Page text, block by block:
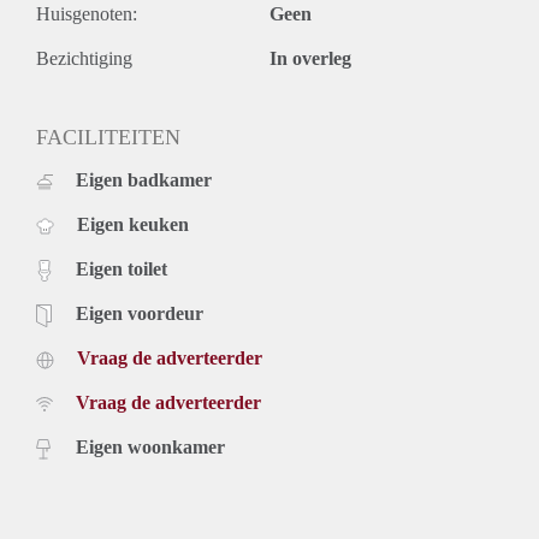
Huisgenoten: Geen
Bezichtiging In overleg
FACILITEITEN
Eigen badkamer
Eigen keuken
Eigen toilet
Eigen voordeur
Vraag de adverteerder
Vraag de adverteerder
Eigen woonkamer